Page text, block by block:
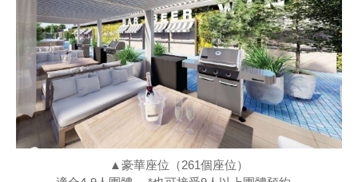
▲豪華座位（261個座位）